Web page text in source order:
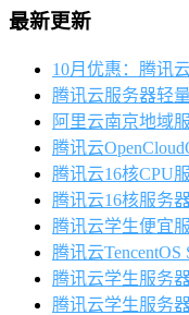
最新更新
10月优惠：腾讯
腾讯云服务器轻
阿里云南京地域
腾讯云
腾讯云16核CPU
腾讯云16核服务
腾讯云学生便宜
腾讯云TencentOS
腾讯云学生服务
腾讯云学生服务